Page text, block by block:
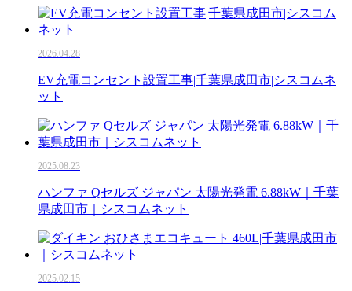
2026.04.28
EV充電コンセント設置工事|千葉県成田市|シスコムネ
ット
2025.08.23
ハンファ Qセルズ ジャパン 太陽光発電 6.88kW｜千葉
県成田市｜シスコムネット
2025.02.15